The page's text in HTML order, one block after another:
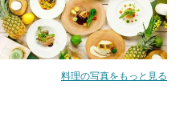
料理の写真をもっと見る